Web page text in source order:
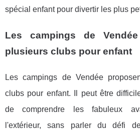
spécial enfant pour divertir les plus
Les campings de
plusieurs clubs pour enfant
Les campings de Vendée
clubs pour enfant. Il peut être
de comprendre les fabuleux
l'extérieur, sans parler du défi